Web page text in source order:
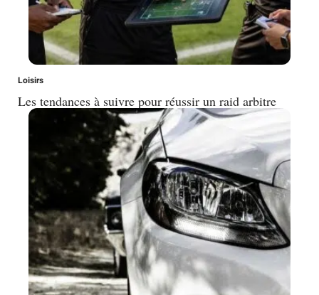
Loisirs
Les tendances à suivre pour réussir un raid arbitre